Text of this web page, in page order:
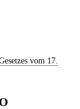
vom 17.